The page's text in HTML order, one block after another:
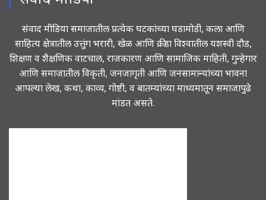
संवाद मीडिया समाजातील प्रत्येक घटकांच्या घडामोडी, कला आणि
साहित्य क्षेत्रातील उत्तुंग भरारी, खेळ आणि क्रीडा विश्वातील यशस्वी दौड,
शिक्षण व शैक्षणिक वाटचाल, राजकारण आणि सामाजिक माहिती, गुन्हेगार
आणि समाजातील विकृती, जनजागृती आणि जनसामान्यांच्या भावना
आपल्या लेख, कथा, काव्य, गोष्टी, व बातम्यांच्या माध्यमातून समाजापुढे
मांडत असते.